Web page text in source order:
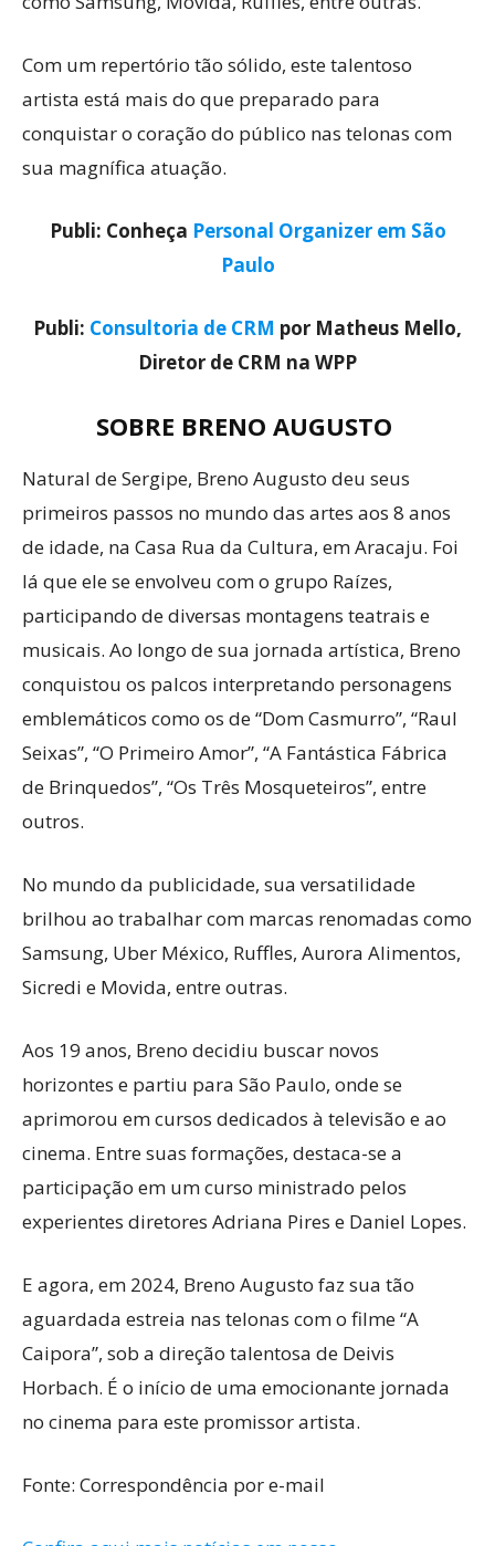
Com um repertório tão sólido, este talentoso
artista está mais do que preparado para
conquistar o coração do público nas telonas com
sua magnífica atuação.
Publi: Conheça Personal Organizer em São
Paulo
Publi: Consultoria de CRM por Matheus Mello,
Diretor de CRM na WPP
SOBRE BRENO AUGUSTO
Natural de Sergipe, Breno Augusto deu seus
primeiros passos no mundo das artes aos 8 anos
de idade, na Casa Rua da Cultura, em Aracaju. Foi
lá que ele se envolveu com o grupo Raízes,
participando de diversas montagens teatrais e
musicais. Ao longo de sua jornada artística, Breno
conquistou os palcos interpretando personagens
emblemáticos como os de “Dom Casmurro”, “Raul
Seixas”, “O Primeiro Amor”, “A Fantástica Fábrica
de Brinquedos”, “Os Três Mosqueteiros”, entre
outros.
No mundo da publicidade, sua versatilidade
brilhou ao trabalhar com marcas renomadas como
Samsung, Uber México, Ruffles, Aurora Alimentos,
Sicredi e Movida, entre outras.
Aos 19 anos, Breno decidiu buscar novos
horizontes e partiu para São Paulo, onde se
aprimorou em cursos dedicados à televisão e ao
cinema. Entre suas formações, destaca-se a
participação em um curso ministrado pelos
experientes diretores Adriana Pires e Daniel Lopes.
E agora, em 2024, Breno Augusto faz sua tão
aguardada estreia nas telonas com o filme “A
Caipora”, sob a direção talentosa de Deivis
Horbach. É o início de uma emocionante jornada
no cinema para este promissor artista.
Fonte: Correspondência por e-mail